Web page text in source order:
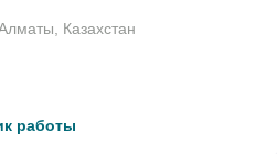
Казахстан
работы